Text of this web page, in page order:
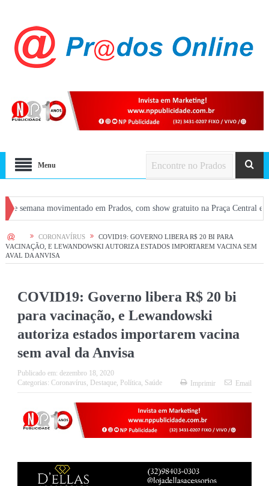
Menu
em Prados, com show gratuito na Praça Central e atrações em
HOME CORONAVÍRUS
COVID19: GOVERNO LIBERA R$ 20 BI PARA
VACINAÇÃO, E LEWANDOWSKI AUTORIZA ESTADOS IMPORTAREM VACINA SEM
AVAL DA ANVISA
COVID19: Governo libera R$ 20 bi
para vacinação, e Lewandowski
autoriza estados importarem vacina
sem aval da Anvisa
Publicado em: dezembro 18, 2020
Categorias: Coronavírus, Destaque, Política, Saúde Imprimir Email